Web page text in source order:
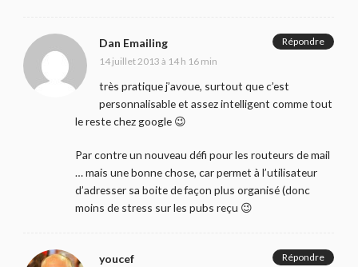
Dan Emailing
14 juillet 2013 à 14 h 16 min
très pratique j’avoue, surtout que c’est
personnalisable et assez intelligent comme tout
le reste chez google 😉
Par contre un nouveau défi pour les routeurs de mail
… mais une bonne chose, car permet à l’utilisateur
d’adresser sa boite de façon plus organisé (donc
moins de stress sur les pubs reçu 😉
Répondre
youcef Répondre